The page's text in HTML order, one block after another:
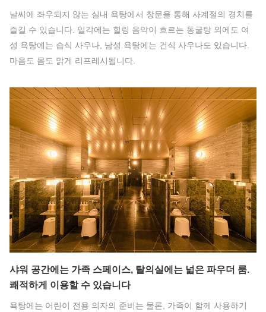
날씨에 좌우되지 않는 실내 욕탕에서 창문을 통해 사계절의 경치를
즐길 수 있습니다. 일각에는 힐링 음악이 흐르는 동굴탕 외에도 여
성 욕탕에는 습식 사우나, 남성 욕탕에는 건식 사우나도 있습니다.
마음도 몸도 맑게 리프레시됩니다.
샤워 공간에는 가족 스페이스, 탈의실에는 넓은 파우더 룸.
쾌적하게 이용할 수 있습니다
욕탕에는 어린이 전용 의자의 준비는 물론, 가족이 함께 사용하기